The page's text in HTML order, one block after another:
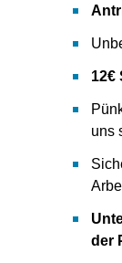
12€
uns
der